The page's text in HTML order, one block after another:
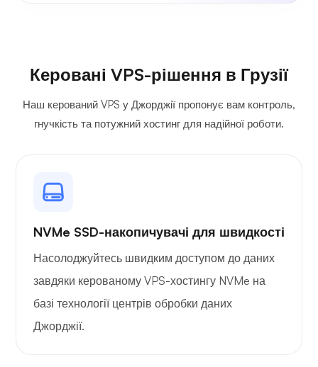
Керовані VPS-рішення в Грузії
Наш керований VPS у Джорджії пропонує вам контроль,
гнучкість та потужний хостинг для надійної роботи.
NVMe SSD-накопичувачі для швидкості
Насолоджуйтесь швидким доступом до даних
завдяки керованому VPS-хостингу NVMe на
базі технології центрів обробки даних
Джорджії.